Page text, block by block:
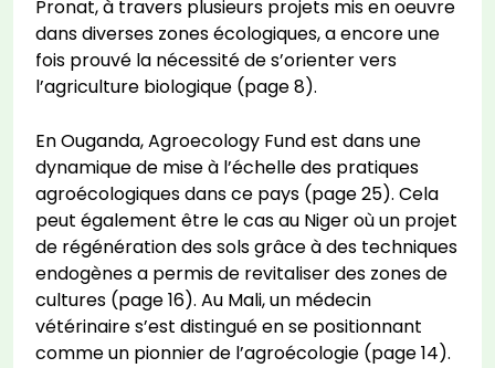
Pronat, à travers plusieurs projets mis en oeuvre
dans diverses zones écologiques, a encore une
fois prouvé la nécessité de s’orienter vers
l’agriculture biologique (page 8).
En Ouganda, Agroecology Fund est dans une
dynamique de mise à l’échelle des pratiques
agroécologiques dans ce pays (page 25). Cela
peut également être le cas au Niger où un projet
de régénération des sols grâce à des techniques
endogènes a permis de revitaliser des zones de
cultures (page 16). Au Mali, un médecin
vétérinaire s’est distingué en se positionnant
comme un pionnier de l’agroécologie (page 14).